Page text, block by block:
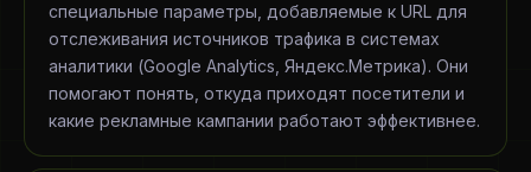
специальные параметры, добавляемые к URL для
отслеживания источников трафика в системах
аналитики (Google Analytics, Яндекс.Метрика). Они
помогают понять, откуда приходят посетители и
какие рекламные кампании работают эффективнее.